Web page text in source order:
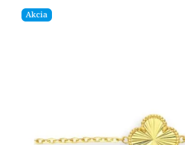
Akcia